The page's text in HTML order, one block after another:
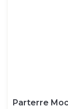
Parterre